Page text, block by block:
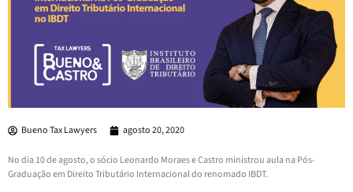
Bueno Tax Lawyers agosto 20, 2020
No dia 10 de agosto, o sócio Leonardo Moraes e Castro ministrou aula na Pós-
Graduação em Direito Tributário Internacional do renomado IBDT.